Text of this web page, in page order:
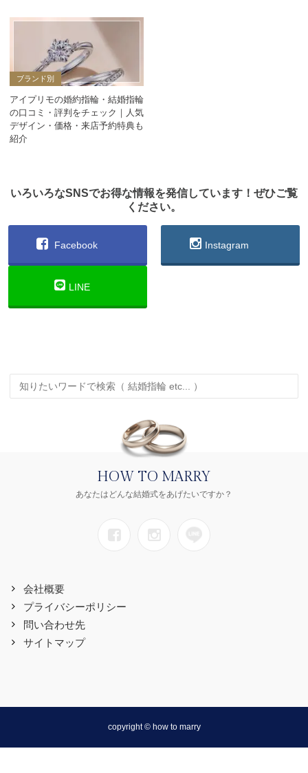
ブランド別
アイプリモの婚約指輪・結婚指輪
の口コミ・評判をチェック｜人気
デザイン・価格・来店予約特典も
紹介
いろいろなSNSでお得な情報を発信しています！ぜひご覧
ください。
Facebook Instagram
LINE
HOW TO MARRY
あなたはどんな結婚式をあげたいですか？
会社概要
プライバシーポリシー
問い合わせ先
サイトマップ
copyright © how to marry